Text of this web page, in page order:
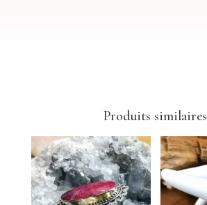
Produits similaires